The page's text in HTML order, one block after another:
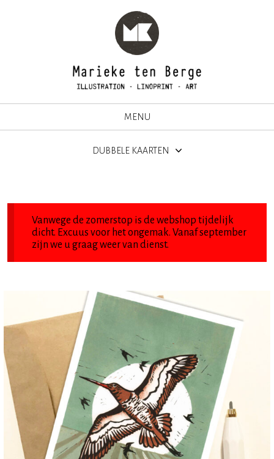
MENU
DUBBELE KAARTEN
Vanwege de zomerstop is de webshop tijdelijk
dicht. Excuus voor het ongemak. Vanaf september
zijn we u graag weer van dienst.